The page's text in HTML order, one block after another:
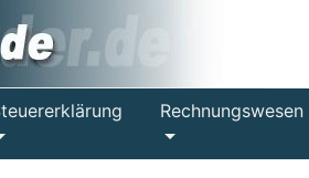
Rechnungswesen